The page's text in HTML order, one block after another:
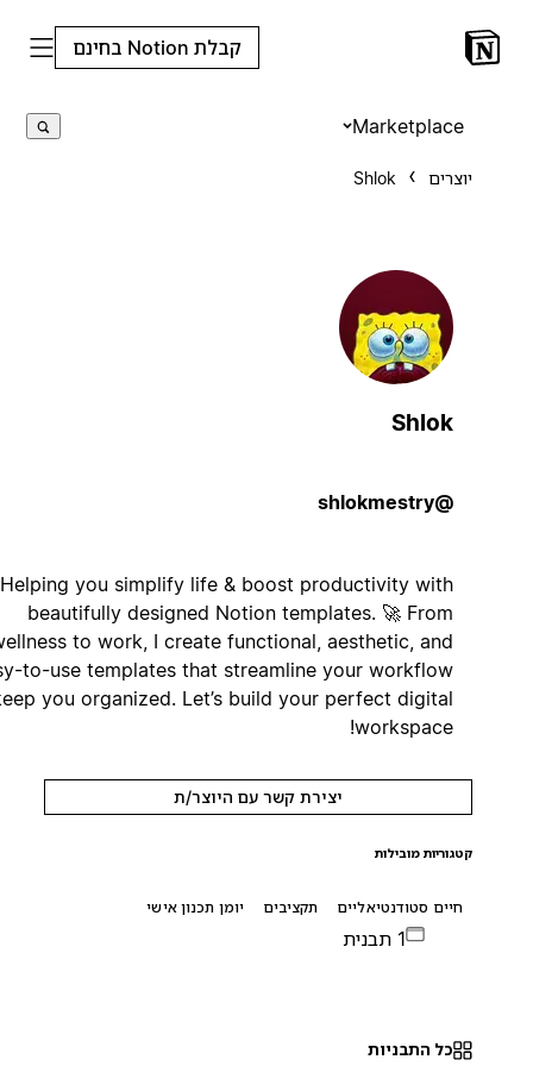
קבלת Notion בחינם
Marketplace
Shlok
Shlok
Helping you simplify life & boost productivity with
beautifully designed Notion templates. 🚀 From
wellness to work, I create functional, aesthetic, and
easy-to-use templates that streamline your workflow
and keep you organized. Let’s build your perfect digital
workspace!
יצירת קשר עם היוצר/ת
קטגוריות מובילות
חיים סטודנטיאליים תקציבים יומן תכנון אישי
כל התבניות